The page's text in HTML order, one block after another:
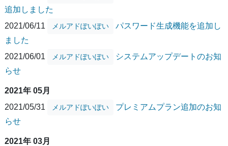
追加しました
2021/06/11
メルアドぽいぽい
パスワード生成機能を追加し
ました
2021/06/01
メルアドぽいぽい
システムアップデートのお知
らせ
2021年 05月
2021/05/31
メルアドぽいぽい
プレミアムプラン追加のお知
らせ
2021年 03月